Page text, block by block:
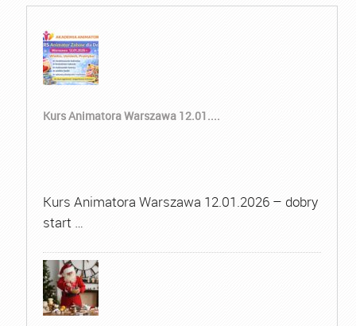
Kurs Animatora Warszawa 12.01....
Kurs Animatora Warszawa 12.01.2026 – dobry
start …